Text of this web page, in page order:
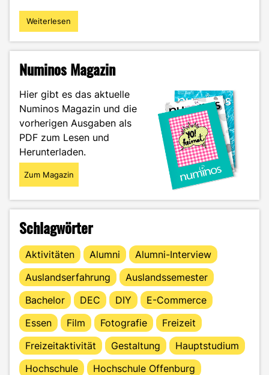
"DIY
Palettenbeet"
Weiterlesen
Numinos Magazin
Hier gibt es das aktuelle
Numinos Magazin und die
vorherigen Ausgaben als
PDF zum Lesen und
Herunterladen.
Zum Magazin
Schlagwörter
Aktivitäten Alumni
Alumni-Interview
Auslandserfahrung
Auslandssemester
Bachelor
DEC DIY
E-Commerce
Essen
Film Fotografie
Freizeit
Freizeitaktivität
Gestaltung
Hauptstudium
Hochschule
Hochschule Offenburg